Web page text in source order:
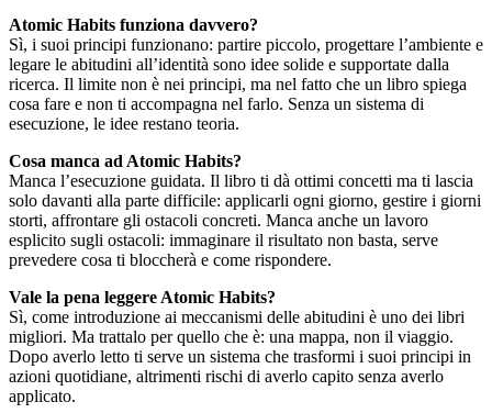
Atomic Habits funziona davvero?
Sì, i suoi principi funzionano: partire piccolo, progettare l’ambiente e
legare le abitudini all’identità sono idee solide e supportate dalla
ricerca. Il limite non è nei principi, ma nel fatto che un libro spiega
cosa fare e non ti accompagna nel farlo. Senza un sistema di
esecuzione, le idee restano teoria.
Cosa manca ad Atomic Habits?
Manca l’esecuzione guidata. Il libro ti dà ottimi concetti ma ti lascia
solo davanti alla parte difficile: applicarli ogni giorno, gestire i giorni
storti, affrontare gli ostacoli concreti. Manca anche un lavoro
esplicito sugli ostacoli: immaginare il risultato non basta, serve
prevedere cosa ti bloccherà e come rispondere.
Vale la pena leggere Atomic Habits?
Sì, come introduzione ai meccanismi delle abitudini è uno dei libri
migliori. Ma trattalo per quello che è: una mappa, non il viaggio.
Dopo averlo letto ti serve un sistema che trasformi i suoi principi in
azioni quotidiane, altrimenti rischi di averlo capito senza averlo
applicato.